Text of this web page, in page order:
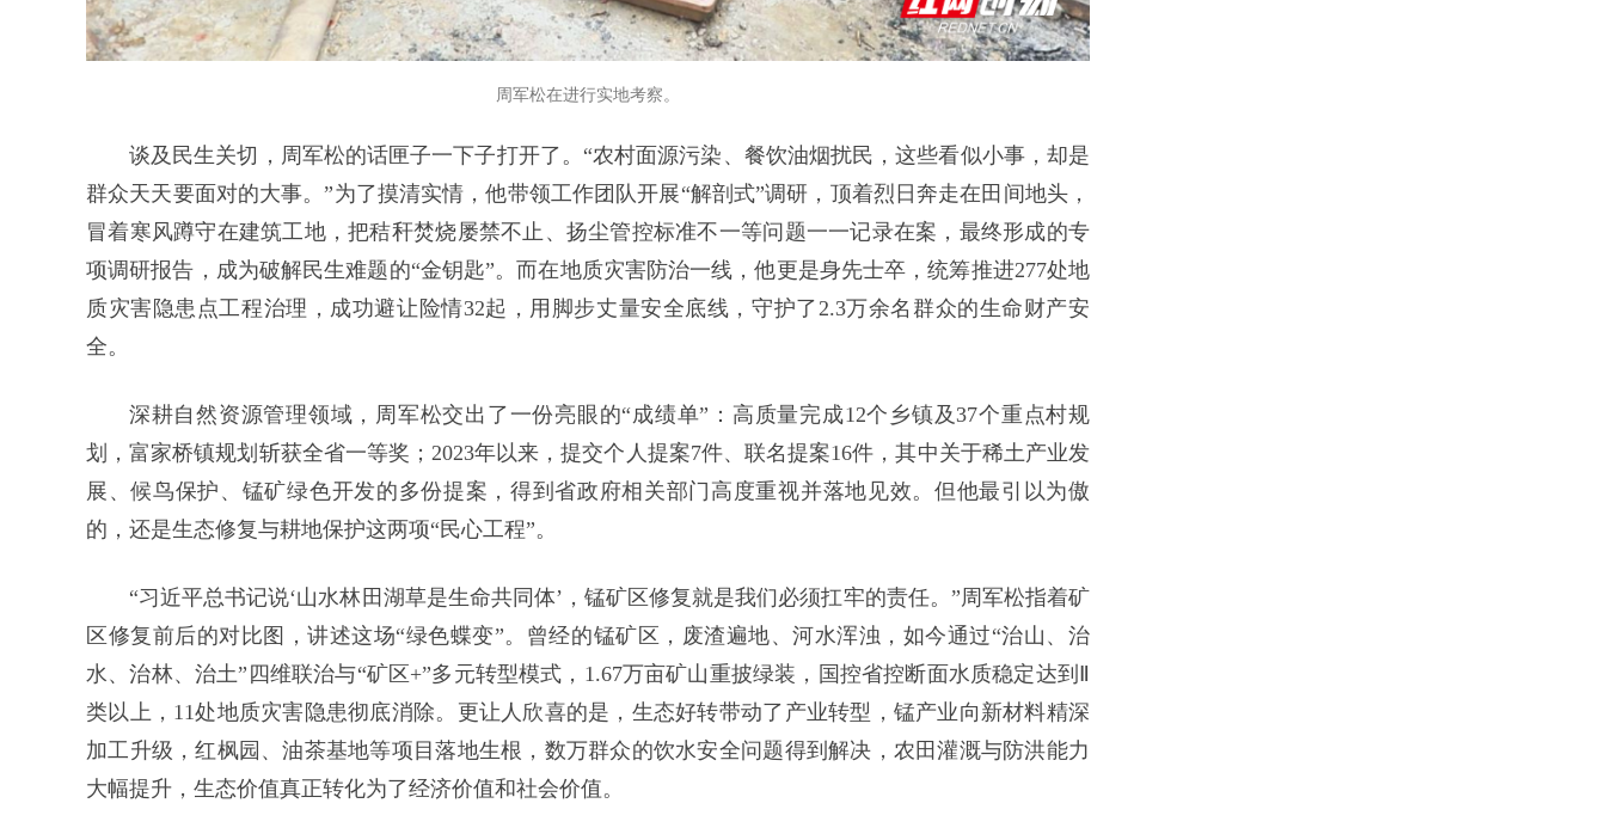
周军松在进行实地考察。
谈及民生关切，周军松的话匣子一下子打开了。“农村面源污染、餐饮油烟扰民，这些看似小事，却是
群众天天要面对的大事。”为了摸清实情，他带领工作团队开展“解剖式”调研，顶着烈日奔走在田间地头，
冒着寒风蹲守在建筑工地，把秸秆焚烧屡禁不止、扬尘管控标准不一等问题一一记录在案，最终形成的专
项调研报告，成为破解民生难题的“金钥匙”。而在地质灾害防治一线，他更是身先士卒，统筹推进277处地
质灾害隐患点工程治理，成功避让险情32起，用脚步丈量安全底线，守护了2.3万余名群众的生命财产安
全。
深耕自然资源管理领域，周军松交出了一份亮眼的“成绩单”：高质量完成12个乡镇及37个重点村规
划，富家桥镇规划斩获全省一等奖；2023年以来，提交个人提案7件、联名提案16件，其中关于稀土产业发
展、候鸟保护、锰矿绿色开发的多份提案，得到省政府相关部门高度重视并落地见效。但他最引以为傲
的，还是生态修复与耕地保护这两项“民心工程”。
“习近平总书记说‘山水林田湖草是生命共同体’，锰矿区修复就是我们必须扛牢的责任。”周军松指着矿
区修复前后的对比图，讲述这场“绿色蝶变”。曾经的锰矿区，废渣遍地、河水浑浊，如今通过“治山、治
水、治林、治土”四维联治与“矿区+”多元转型模式，1.67万亩矿山重披绿装，国控省控断面水质稳定达到Ⅱ
类以上，11处地质灾害隐患彻底消除。更让人欣喜的是，生态好转带动了产业转型，锰产业向新材料精深
加工升级，红枫园、油茶基地等项目落地生根，数万群众的饮水安全问题得到解决，农田灌溉与防洪能力
大幅提升，生态价值真正转化为了经济价值和社会价值。